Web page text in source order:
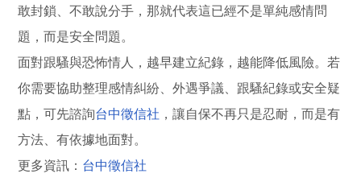
敢封鎖、不敢說分手，那就代表這已經不是單純感情問
題，而是安全問題。
面對跟騷與恐怖情人，越早建立紀錄，越能降低風險。若
你需要協助整理感情糾紛、外遇爭議、跟騷紀錄或安全疑
點，可先諮詢台中徵信社 ，讓自保不再只是忍耐，而是有
方法、有依據地面對。
更多資訊： 台中徵信社